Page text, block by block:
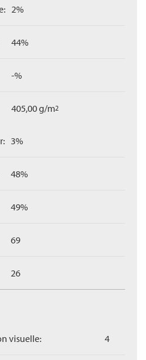
2%
44%
-%
405,00 g/m2
3%
48%
49%
69
26
visuelle: 4